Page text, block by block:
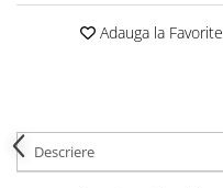
Adauga la Favorite
Descriere